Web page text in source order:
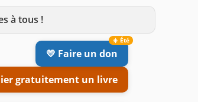
à tous !
💛 Faire un don
gratuitement un livre